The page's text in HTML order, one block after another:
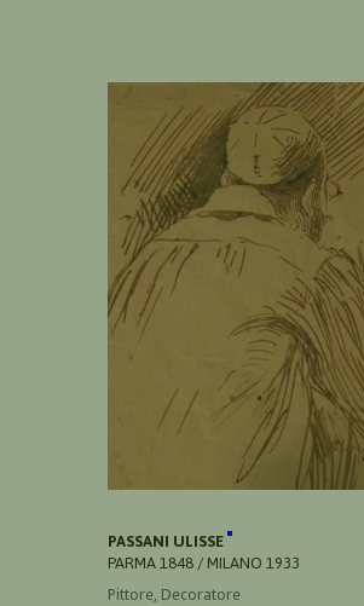
PASSANI ULISSE
PARMA 1848 / MILANO 1933
Pittore, Decoratore